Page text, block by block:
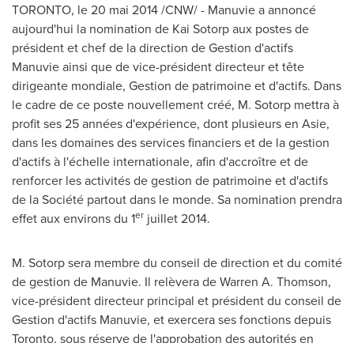
TORONTO, le 20 mai 2014 /CNW/ - Manuvie a annoncé
aujourd'hui la nomination de Kai Sotorp aux postes de
président et chef de la direction de Gestion d'actifs
Manuvie ainsi que de vice-président directeur et tête
dirigeante mondiale, Gestion de patrimoine et d'actifs. Dans
le cadre de ce poste nouvellement créé, M. Sotorp mettra à
profit ses 25 années d'expérience, dont plusieurs en Asie,
dans les domaines des services financiers et de la gestion
d'actifs à l'échelle internationale, afin d'accroître et de
renforcer les activités de gestion de patrimoine et d'actifs
de la Société partout dans le monde. Sa nomination prendra
effet aux environs du 1er juillet 2014.
M. Sotorp sera membre du conseil de direction et du comité
de gestion de Manuvie. Il relèvera deWarren A. Thomson,
vice-président directeur principal et président du conseil de
Gestion d'actifs Manuvie, et exercera ses fonctions depuis
Toronto, sous réserve de l'approbation des autorités en